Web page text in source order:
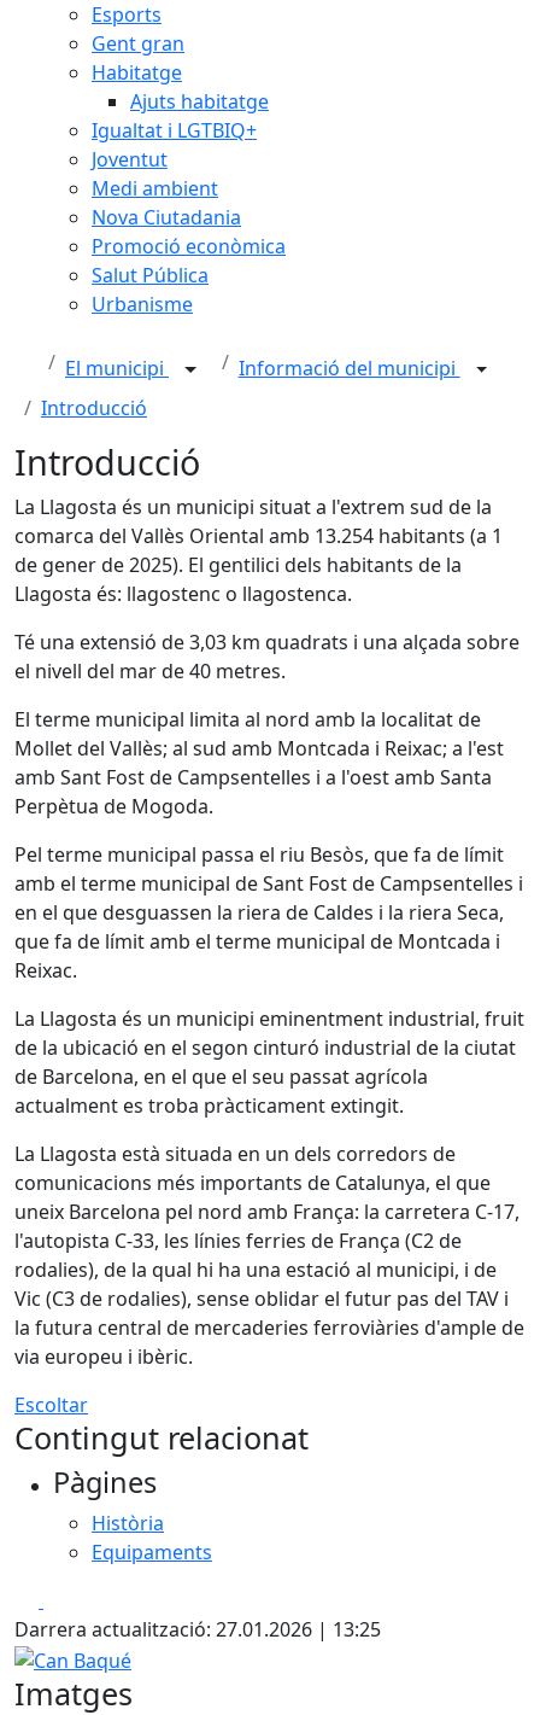
Esports
Gent gran
Habitatge
Ajuts habitatge
Igualtat i LGTBIQ+
Joventut
Medi ambient
Nova Ciutadania
Promoció econòmica
Salut Pública
Urbanisme
El municipi
Informació del municipi
Introducció
Introducció
La Llagosta és un municipi situat a l'extrem sud de la
comarca del Vallès Oriental amb 13.254 habitants (a 1
de gener de 2025). El gentilici dels habitants de la
Llagosta és: llagostenc o llagostenca.
Té una extensió de 3,03 km quadrats i una alçada sobre
el nivell del mar de 40 metres.
El terme municipal limita al nord amb la localitat de
Mollet del Vallès; al sud amb Montcada i Reixac; a l'est
amb Sant Fost de Campsentelles i a l'oest amb Santa
Perpètua de Mogoda.
Pel terme municipal passa el riu Besòs, que fa de límit
amb el terme municipal de Sant Fost de Campsentelles i
en el que desguassen la riera de Caldes i la riera Seca,
que fa de límit amb el terme municipal de Montcada i
Reixac.
La Llagosta és un municipi eminentment industrial, fruit
de la ubicació en el segon cinturó industrial de la ciutat
de Barcelona, en el que el seu passat agrícola
actualment es troba pràcticament extingit.
La Llagosta està situada en un dels corredors de
comunicacions més importants de Catalunya, el que
uneix Barcelona pel nord amb França: la carretera C-17,
l'autopista C-33, les línies ferries de França (C2 de
rodalies), de la qual hi ha una estació al municipi, i de
Vic (C3 de rodalies), sense oblidar el futur pas del TAV i
la futura central de mercaderies ferroviàries d'ample de
via europeu i ibèric.
Escoltar
Contingut relacionat
Pàgines
Història
Equipaments
Darrera actualització: 27.01.2026 | 13:25
Can Baqué
Imatges